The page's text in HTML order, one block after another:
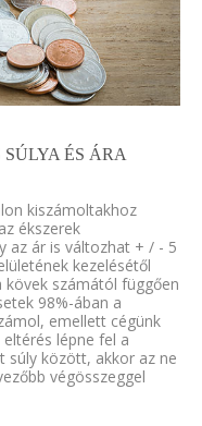
ÉS ÁRA
kiszámoltakhoz
ékszerek
az ár is változhat + / - 5
kezelésétől
számától függően
98%-ában a
emellett cégünk
lépne fel a
súly között, akkor az ne
végösszeggel